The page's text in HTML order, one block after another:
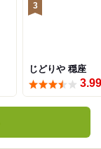
3
じどりや 穏座
3.99